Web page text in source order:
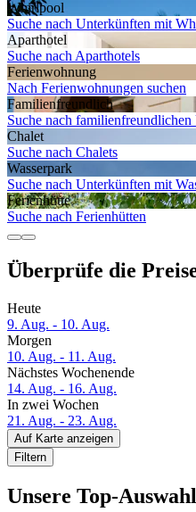
Whirlpool
Suche nach Unterkünften mit
Aparthotel
Suche nach Aparthotels
Ferien­wohnung
Nach Ferienwohnungen suchen
Familien­freundlich
Suche nach
Chalet
Suche nach Chalets
Wasserpark
Suche nach Unterkünften mit
Ferienhütte
Suche nach Ferienhütten
Überprüfe die
Heute
9. Aug. - 10. Aug.
Morgen
10. Aug. - 11. Aug.
Nächstes Wochenende
14. Aug. - 16. Aug.
In zwei Wochen
21. Aug. - 23. Aug.
Auf Karte anzeigen
Filtern
Unsere Top-